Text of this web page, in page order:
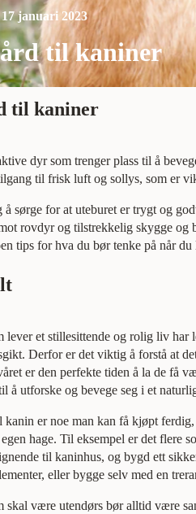
januari 2023
til kaniner
til kaniner
dyr som trenger plass til å
til frisk luft og sollys, som er
sørge for at uteburet er trygt og
rovdyr og tilstrekkelig skygge
tips for hva du bør tenke på når
lever et stillesittende og rolig liv har
Derfor er det viktig å forstå at
er den perfekte tiden å la de få
å utforske og bevege seg i et
kanin er noe man kan få kjøpt
hage. Til eksempel er det flere
til kaninhus, og bygd ett
eller bygge selv med en
skal være utendørs bør alltid være